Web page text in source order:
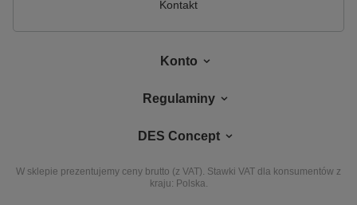
Kontakt
Konto
Regulaminy
DES Concept
W sklepie prezentujemy ceny brutto (z VAT). Stawki VAT dla konsumentów z
kraju: Polska.